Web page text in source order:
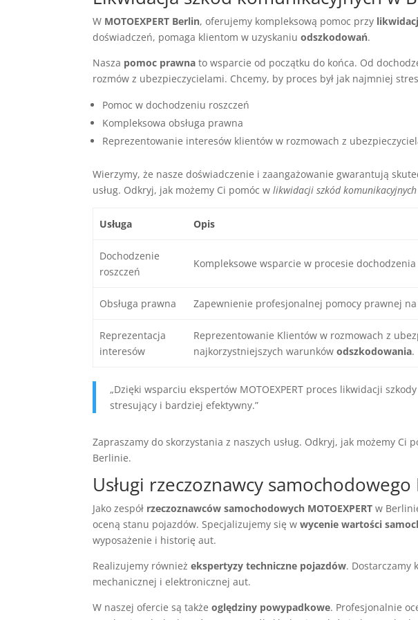
W MOTOEXPERT Berlin, oferujemy kompleksową pomoc przy
doświadczeń, pomaga klientom w uzyskaniuodszkodowań.
Nasza pomoc prawna to wsparcie od początku do końca. Od
rozmów z ubezpieczycielami. Chcemy, by proces był jak najmniej
Pomoc w dochodzeniu roszczeń
Kompleksowa obsługa prawna
Reprezentowanie interesów klientów w rozmowach z
Wierzymy, że nasze doświadczenie i zaangażowanie gwarantują
usług. Odkryj, jak możemy Ci pomóc wlikwidacji szkód komunikacyjnych
Usługa Opis
Dochodzenie
roszczeń
Kompleksowe wsparcie w procesie
Obsługa prawna Zapewnienie profesjonalnej pomocy prawnej
Reprezentacja
interesów
Reprezentowanie Klientów w rozmowach z
najkorzystniejszych warunków odszkodowania.
„Dzięki wsparciu ekspertów MOTOEXPERT proces likwidacji
stresujący i bardziej efektywny.”
Zapraszamy do skorzystania z naszych usług. Odkryj, jak możemy Ci
Berlinie.
Usługi rzeczoznawcy
Jako zespół rzeczoznawców samochodowych MOTOEXPERT w
oceną stanu pojazdów. Specjalizujemy się wwycenie wartości
wyposażenie i historię aut.
Realizujemy równieżekspertyzy techniczne pojazdów. Dostarczamy
mechanicznej i elektronicznej aut.
W naszej ofercie są takżeoględziny powypadkowe. Profesjonalnie